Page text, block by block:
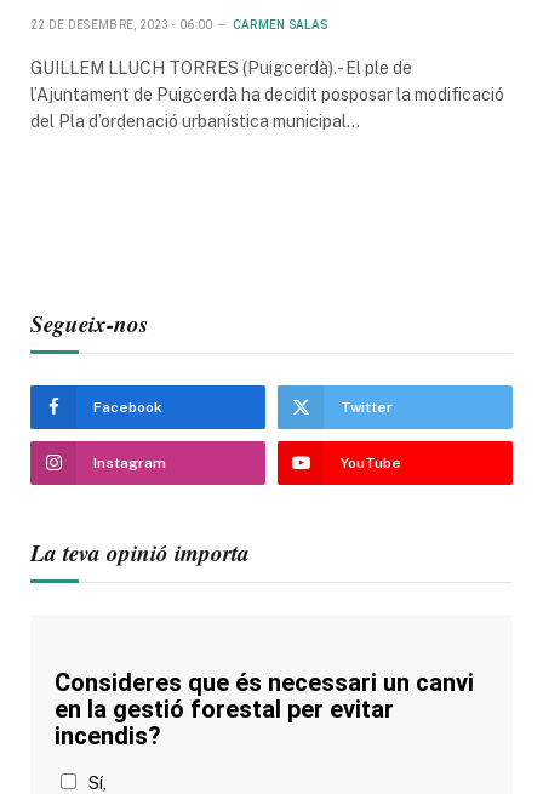
22 DE DESEMBRE, 2023 - 06:00 CARMEN SALAS
GUILLEM LLUCH TORRES (Puigcerdà).- El ple de
l’Ajuntament de Puigcerdà ha decidit posposar la modificació
del Pla d’ordenació urbanística municipal…
Segueix-nos
Facebook Twitter
Instagram YouTube
La teva opinió importa
Consideres que és necessari un canvi
en la gestió forestal per evitar
incendis?
Sí,